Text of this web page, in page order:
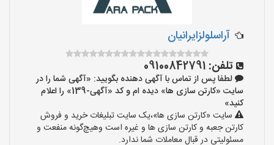
آراسلولزایرانیان
تلفن: 09100842791
لطفا پس از تماس با آگهی دهنده بگویید: «آگهی شما را در
سایت «کارتن سازی ها» دیده ام و کد «آگهی-139» را اعلام
کنید»
سایت «کارتن سازی ها»،یک سایت تبلیغات خرید و فروش
کارتن جعبه و کارتن سازی ها و غیره است وهیچ‌گونه منفعت و
مسئولیتی در قبال معاملات شما ندارد.